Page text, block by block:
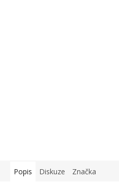
Popis Diskuze Značka